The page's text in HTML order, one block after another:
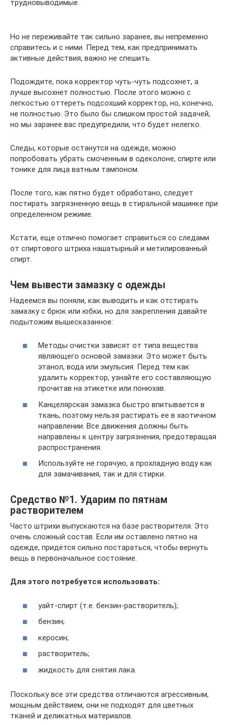
трудновыводимые.
Но не переживайте так сильно заранее, вы непременно
справитесь и с ними. Перед тем, как предпринимать
активные действия, важно не спешить.
Подождите, пока корректор чуть-чуть подсохнет, а
лучше высохнет полностью. После этого можно с
легкостью оттереть подсохший корректор, но, конечно,
не полностью. Это было бы слишком простой задачей,
но мы заранее вас предупредили, что будет нелегко.
Следы, которые останутся на одежде, можно
попробовать убрать смоченным в одеколоне, спирте или
тонике для лица ватным тампоном.
После того, как пятно будет обработано, следует
постирать загрязненную вещь в стиральной машинке при
определенном режиме.
Кстати, еще отлично помогает справиться со следами
от спиртового штриха нашатырный и метилированный
спирт.
Чем вывести замазку с одежды
Надеемся вы поняли, как выводить и как отстирать
замазку с брюк или юбки, но для закрепления давайте
подытожим вышесказанное:
Методы очистки зависят от типа вещества
являющего основой замазки. Это может быть
этанол, вода или эмульсия. Перед тем как
удалить корректор, узнайте его составляющую
прочитав на этикетке или понюхав.
Канцелярская замазка быстро впитывается в
ткань, поэтому нельзя растирать ее в хаотичном
направлении. Все движения должны быть
направлены к центру загрязнения, предотвращая
распространения.
Используйте не горячую, а прохладную воду как
для замачивания, так и для стирки.
Средство №1. Ударим по пятнам
растворителем
Часто штрихи выпускаются на базе растворителя. Это
очень сложный состав. Если им оставлено пятно на
одежде, придётся сильно постараться, чтобы вернуть
вещь в первоначальное состояние.
Для этого потребуется использовать:
уайт-спирт (т.е. бензин-растворитель);
бензин;
керосин;
растворитель;
жидкость для снятия лака.
Поскольку все эти средства отличаются агрессивным,
мощным действием, они не подходят для цветных
тканей и деликатных материалов.